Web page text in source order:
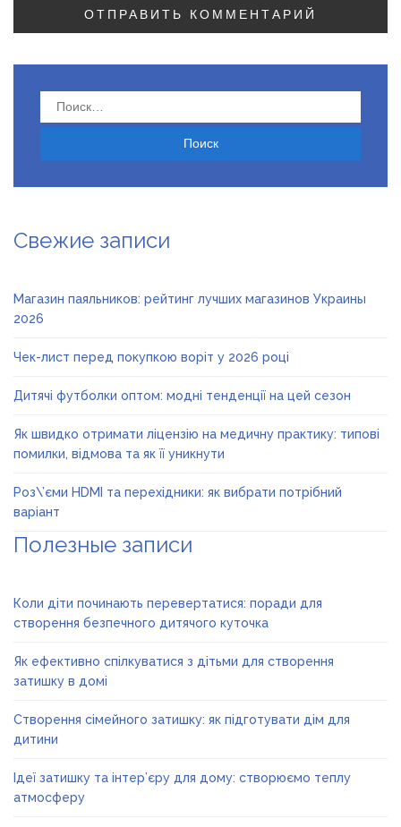
Найти:
Свежие записи
Магазин паяльников: рейтинг лучших магазинов Украины
2026
Чек-лист перед покупкою воріт у 2026 році
Дитячі футболки оптом: модні тенденції на цей сезон
Як швидко отримати ліцензію на медичну практику: типові
помилки, відмова та як її уникнути
Роз\’єми HDMI та перехідники: як вибрати потрібний
варіант
Полезные записи
Коли діти починають перевертатися: поради для
створення безпечного дитячого куточка
Як ефективно спілкуватися з дітьми для створення
затишку в домі
Створення сімейного затишку: як підготувати дім для
дитини
Ідеї затишку та інтер’єру для дому: створюємо теплу
атмосферу